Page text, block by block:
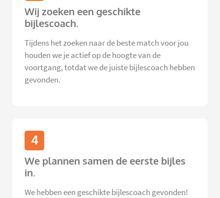
Wij zoeken een geschikte
bijlescoach.
Tijdens het zoeken naar de beste match voor jou
houden we je actief op de hoogte van de
voortgang, totdat we de juiste bijlescoach hebben
gevonden.
4
We plannen samen de eerste bijles
in.
We hebben een geschikte bijlescoach gevonden!